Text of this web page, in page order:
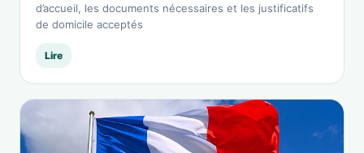
d’accueil, les documents nécessaires et les justificatifs
de domicile acceptés
Lire